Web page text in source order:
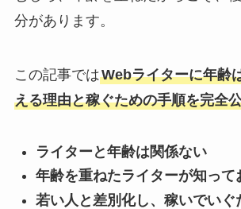
分があります。
この記事ではWebライターに年齢
える理由と稼ぐための手順を完全
ライターと年齢は関係ない
年齢を重ねたライターが知って
若い人と差別化し、稼いでいぐ